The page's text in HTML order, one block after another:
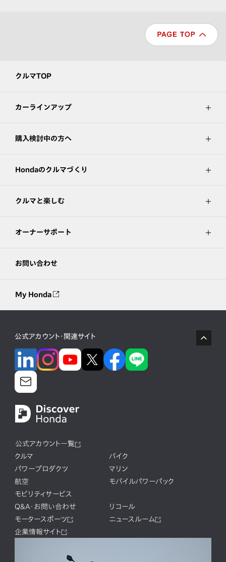
クルマTOP
カーラインアップ
購入検討中の方へ
Hondaのクルマづくり
クルマと楽しむ
オーナーサポート
お問い合わせ
My Honda
公式アカウント・関連サイト
公式アカウント一覧
クルマ
バイク
パワープロダクツ
マリン
航空
モバイルパワーパック
モビリティサービス
Q&A・お問い合わせ
リコール
モータースポーツ
ニュースルーム
企業情報サイト